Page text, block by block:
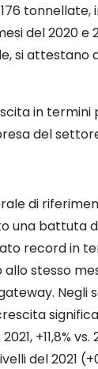
del 2020 e
attestano
in
del
di
una
record in
stesso
Negli
+11,8%
del 2021